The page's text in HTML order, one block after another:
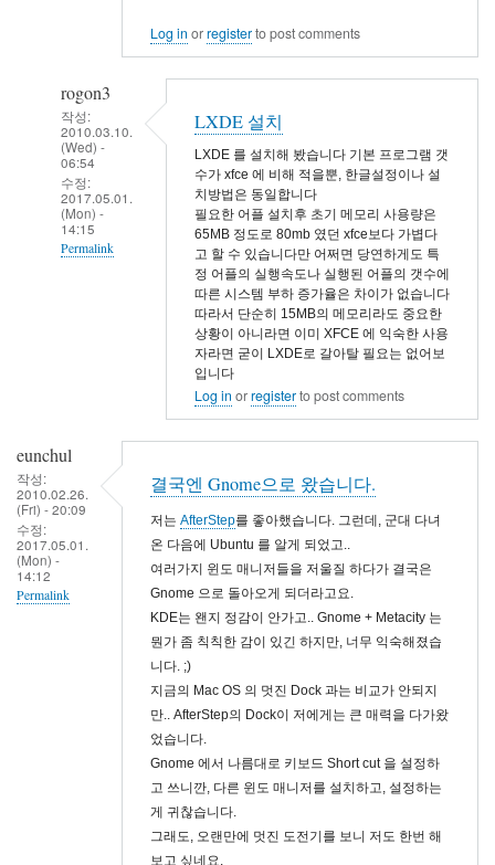
Log in orregisterto post comments
rogon3
작성:
2010.03.10.
(Wed) -
06:54
수정:
2017.05.01.
(Mon) -
14:15
Permalink
by
LXDE 설치
LXDE 를 설치해 봤습니다 기본 프로그램 갯
수가 xfce 에 비해 적을뿐, 한글설정이나 설
치방법은 동일합니다
필요한 어플 설치후 초기 메모리 사용량은
65MB 정도로 80mb 였던 xfce보다 가볍다
고 할 수 있습니다만 어쩌면 당연하게도 특
정 어플의 실행속도나 실행된 어플의 갯수에
따른 시스템 부하 증가율은 차이가 없습니다
따라서 단순히 15MB의 메모리라도 중요한
상황이 아니라면 이미 XFCE 에 익숙한 사용
자라면 굳이 LXDE로 갈아탈 필요는 없어보
입니다
Log in orregisterto post comments
eunchul
작성:
2010.02.26.
(Fri) - 20:09
수정:
2017.05.01.
(Mon) -
14:12
Permalink
결국엔 Gnome으로 왔습니다.
저는 AfterStep를 좋아했습니다. 그런데, 군대 다녀
온 다음에 Ubuntu 를 알게 되었고..
여러가지 윈도 매니저들을 저울질 하다가 결국은
Gnome 으로 돌아오게 되더라고요.
KDE는 왠지 정감이 안가고.. Gnome + Metacity 는
뭔가 좀 칙칙한 감이 있긴 하지만, 너무 익숙해졌습
니다. ;)
지금의 Mac OS 의 멋진 Dock 과는 비교가 안되지
만.. AfterStep의 Dock이 저에게는 큰 매력을 다가왔
었습니다.
Gnome 에서 나름대로 키보드 Short cut 을 설정하
고 쓰니깐, 다른 윈도 매니저를 설치하고, 설정하는
게 귀찮습니다.
그래도, 오랜만에 멋진 도전기를 보니 저도 한번 해
보고 싶네요.